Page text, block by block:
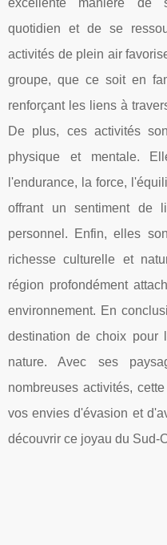
quotidien et de se
activités de plein air
groupe, que ce soit en
renforçant les liens à
De plus, ces activités
physique et mentale.
l'endurance, la force,
offrant un sentiment de
personnel. Enfin, elles
richesse culturelle et
région profondément
environnement. En
destination de choix pour
nature. Avec ses
nombreuses activités,
vos envies d'évasion et
découvrir ce joyau du Sud-